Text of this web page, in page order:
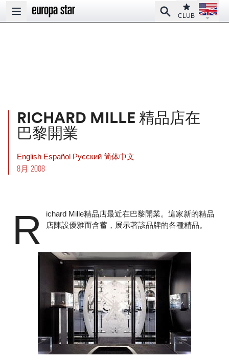
Open main menu
SearchClub
CLUB
Open
RICHARD MILLE 精品店在
巴黎開業
English Español Pусский 简体中文
8月 2008
R
ichard Mille精品店最近在巴黎開業。這家新的精品
店陳設優雅而含蓄，展示著該品牌的各種精品。